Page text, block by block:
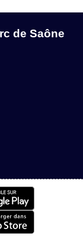
de Saône